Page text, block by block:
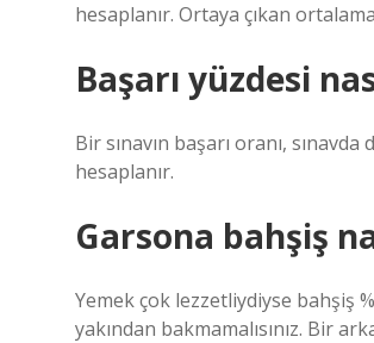
hesaplanır. Ortaya çıkan
Başarı yüzdesi
Bir sınavın başarı oranı,
hesaplanır.
Garsona bahşiş
Yemek çok lezzetliydiyse bahşiş
yakından bakmamalısınız. Bir